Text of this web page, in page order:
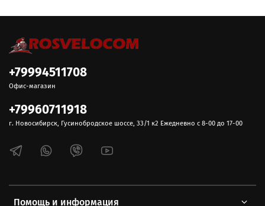
Помощь и информация
+79994511708
Офис-магазин
+79960711918
г. Новосибирск, Гусинобродское шоссе, 33/1 к2 Ежедневно с 8-00 до 17-00